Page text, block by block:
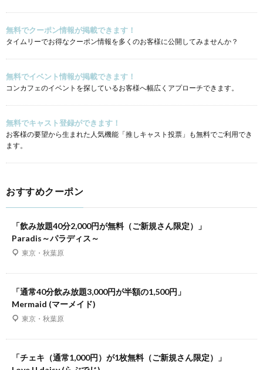
無料でクーポン情報が掲載できます！
タイムリーでお得なクーポン情報を多くのお客様に公開してみませんか？
無料でイベント情報が掲載できます！
コンカフェのイベントを探しているお客様へ幅広くアプローチできます。
無料でキャスト登録ができます！
お客様の要望から生まれた人気機能「推しキャスト投票」も無料でご利用でき
ます。
おすすめクーポン
「飲み放題40分2,000円が無料（ご新規さん限定）」
Paradis～パラディス～
東京・秋葉原
「通常40分飲み放題3,000円が半額の1,500円」
Mermaid (マーメイド)
東京・秋葉原
「チェキ（通常1,000円）が1枚無料（ご新規さん限定）」